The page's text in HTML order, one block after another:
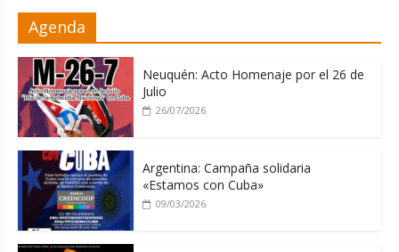
Cuba
Agenda
Neuquén: Acto Homenaje por el 26 de
Julio
26/07/2026
Argentina: Campaña solidaria
«Estamos con Cuba»
09/03/2026